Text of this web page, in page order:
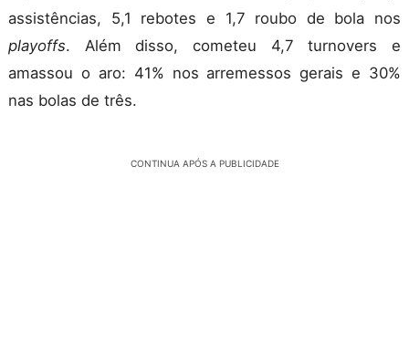
assistências, 5,1 rebotes e 1,7 roubo de bola nos
playoffs. Além disso, cometeu 4,7 turnovers e
amassou o aro: 41% nos arremessos gerais e 30%
nas bolas de três.
CONTINUA APÓS A PUBLICIDADE